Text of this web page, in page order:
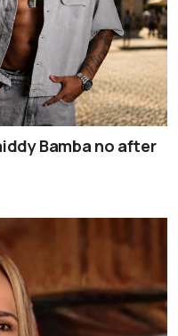
Bamba no after